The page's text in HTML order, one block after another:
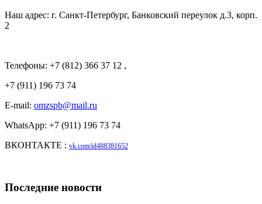
Наш адрес: г. Санкт-Петербург, Банковский переулок д.3, корп.
2
Телефоны: +7 (812) 366 37 12 ,
+7 (911) 196 73 74
E-mail: omzspb@mail.ru
WhatsApp: +7 (911) 196 73 74
ВКОНТАКТЕ : vk.com/id488381652
Последние новости